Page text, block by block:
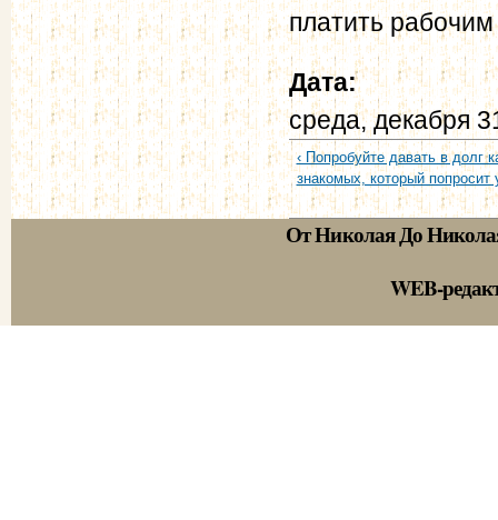
платить
Дата:
среда, декабря
‹ Попробуйте давать в долг
знакомых, который
От Николая До
WEB-